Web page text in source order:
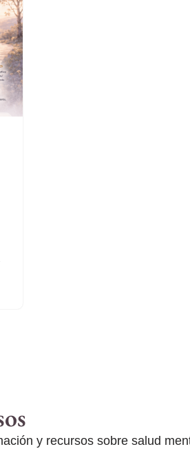
y recursos sobre salud